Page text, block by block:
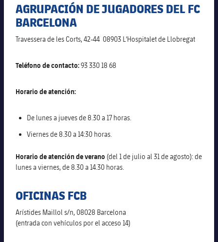
Junta directiva
Áreas de actividad
Equipo de trabajo
Presidentes
Patronato FBV
Historia
Noticias
Galerías de imágenes
Alianzas
Contacto
plusicon
más
Ayudas a exfutbolistas del FC Barcelona
Peñas FC Barcelona
Residencias para la Gente Mayor
Barcelonismo y vida activa
plusicon
más
Cursos
Beca formativa
AGRUPACIÓN DE JUGADORES DEL FC
BARCELONA
Travessera de les Corts, 42-44 08903 L'Hospitalet de Llobregat
Teléfono de contacto:93 330 18 68
Horario de atención:
De lunes a jueves de 8.30 a 17 horas.
Viernes de 8.30 a 14:30 horas.
Horario de atención de verano (del 1 de julio al 31 de agosto): de
lunes a viernes, de 8.30 a 14.30 horas.
OFICINAS FCB
Arístides Maillol s/n, 08028 Barcelona
(entrada con vehículos por el acceso 14)